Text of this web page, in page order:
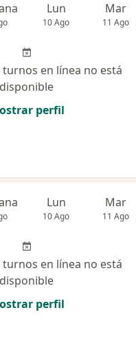
Lun
10 Ago
Mar
11 Ago
turnos en línea no está
disponible
perfil
Lun
10 Ago
Mar
11 Ago
turnos en línea no está
disponible
perfil